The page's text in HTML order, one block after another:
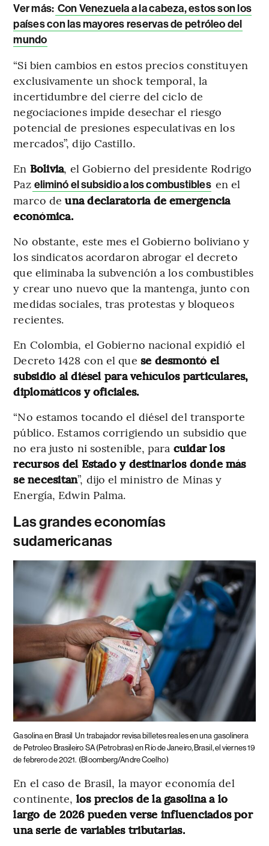
Ver más: Con Venezuela a la cabeza, estos son los
países con las mayores reservas de petróleo del
mundo
“Si bien cambios en estos precios constituyen
exclusivamente un shock temporal, la
incertidumbre del cierre del ciclo de
negociaciones impide desechar el riesgo
potencial de presiones especulativas en los
mercados”, dijo Castillo.
En Bolivia, el Gobierno del presidente Rodrigo
Paz eliminó el subsidio a los combustibles en el
marco de una declaratoria de emergencia
económica.
No obstante, este mes el Gobierno boliviano y
los sindicatos acordaron abrogar el decreto
que eliminaba la subvención a los combustibles
y crear uno nuevo que la mantenga, junto con
medidas sociales, tras protestas y bloqueos
recientes.
En Colombia, el Gobierno nacional expidió el
Decreto 1428 con el que se desmontó el
subsidio al diésel para vehículos particulares,
diplomáticos y oficiales.
“No estamos tocando el diésel del transporte
público. Estamos corrigiendo un subsidio que
no era justo ni sostenible, para cuidar los
recursos del Estado y destinarlos donde más
se necesitan”, dijo el ministro de Minas y
Energía, Edwin Palma.
Las grandes economías
sudamericanas
Gasolina en Brasil Un trabajador revisa billetes reales en una gasolinera
de Petroleo Brasileiro SA (Petrobras) en Río de Janeiro, Brasil, el viernes 19
de febrero de 2021. (Bloomberg/Andre Coelho)
En el caso de Brasil, la mayor economía del
continente, los precios de la gasolina a lo
largo de 2026 pueden verse influenciados por
una serie de variables tributarias.